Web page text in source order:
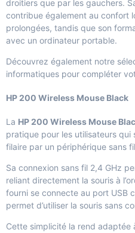
droitiers que par les gauchers.
contribue également au confort
prolongées, tandis que son
avec un ordinateur portable.
Découvrez également notre
informatiques pour compléter
HP 200 Wireless Mouse Black
La HP 200 Wireless Mouse
pratique pour les utilisateurs qui
filaire par un périphérique sans
Sa connexion sans fil 2,4 GHz
reliant directement la souris à
fourni se connecte au port USB
permet d’utiliser la souris sans
Cette simplicité la rend adaptée